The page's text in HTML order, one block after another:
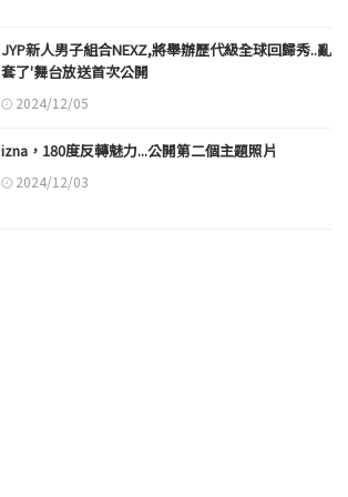
JYP新人男子組合NEXZ,將舉辦歷代級全球回歸秀..亂
套了'舞台放送首次公開
2024/12/05
izna，180度反轉魅力...公開第二個主題照片
2024/12/03